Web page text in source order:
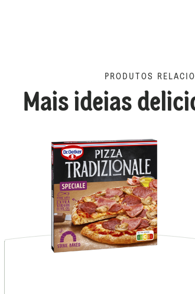
PRODUTOS
Mais ideias